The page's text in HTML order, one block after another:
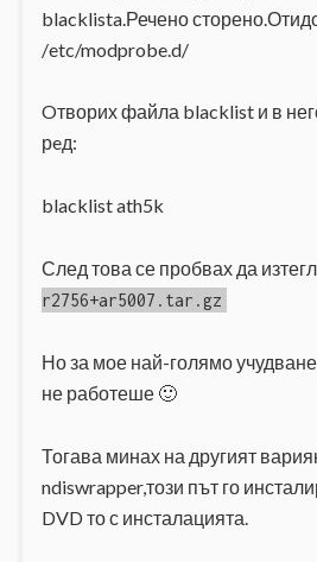
blacklista.Речено
/etc/modprobe.d/
Oтворих файла blacklist и в
рeд:
blacklist ath5k
След това се пробвах да
r2756+ar5007.tar.gz
Но за мое най-голямо
не работеше 🙂
Тогава минах на другият
ndiswrapper,този път го
DVD то с инсталацията.